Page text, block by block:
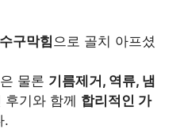
구막힘으로 골치 아프셨
물론 기름제거, 역류, 냄
기와 함께 합리적인 가
.